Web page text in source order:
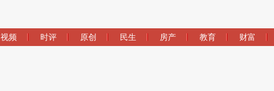
视频 时评 原创 民生 房产 教育 财富